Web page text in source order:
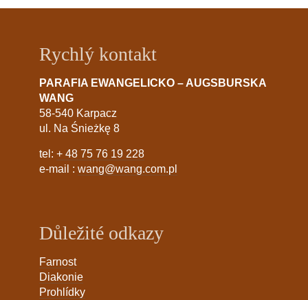
Rychlý kontakt
PARAFIA EWANGELICKO – AUGSBURSKA
WANG
58-540 Karpacz
ul. Na Śnieżkę 8
tel: + 48 75 76 19 228
e-mail : wang@wang.com.pl
Důležité odkazy
Farnost
Diakonie
Prohlídky